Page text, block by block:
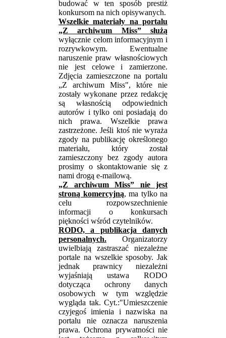
budować w ten sposób prestiż
konkursom na nich opisywanych.
Wszelkie materiały na portalu
„Z archiwum Miss” służą
wyłącznie celom informacyjnym i
rozrywkowym. Ewentualne
naruszenie praw własnościowych
nie jest celowe i zamierzone.
Zdjęcia zamieszczone na portalu
„Z archiwum Miss", które nie
zostały wykonane przez redakcję
są własnością odpowiednich
autorów i tylko oni posiadają do
nich prawa. Wszelkie prawa
zastrzeżone. Jeśli ktoś nie wyraża
zgody na publikację określonego
materiału, który został
zamieszczony bez zgody autora
prosimy o skontaktowanie się z
nami drogą e-mailową.
„Z archiwum Miss” nie jest
stroną komercyjną, ma tylko na
celu rozpowszechnienie
informacji o konkursach
piękności wśród czytelników.
RODO, a publikacja danych
personalnych. Organizatorzy
uwielbiają zastraszać niezależne
portale na wszelkie sposoby. Jak
jednak prawnicy niezależni
wyjaśniają ustawa RODO
dotycząca ochrony danych
osobowych w tym względzie
wygląda tak. Cyt.:"Umieszczenie
czyjegoś imienia i nazwiska na
portalu nie oznacza naruszenia
prawa. Ochrona prywatności nie